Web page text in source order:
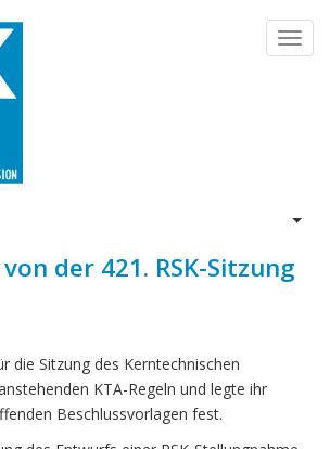
List
der 421. RSK-Sitzung
die Sitzung des Kerntechnischen
KTA-Regeln und legte ihr
Beschlussvorlagen fest.